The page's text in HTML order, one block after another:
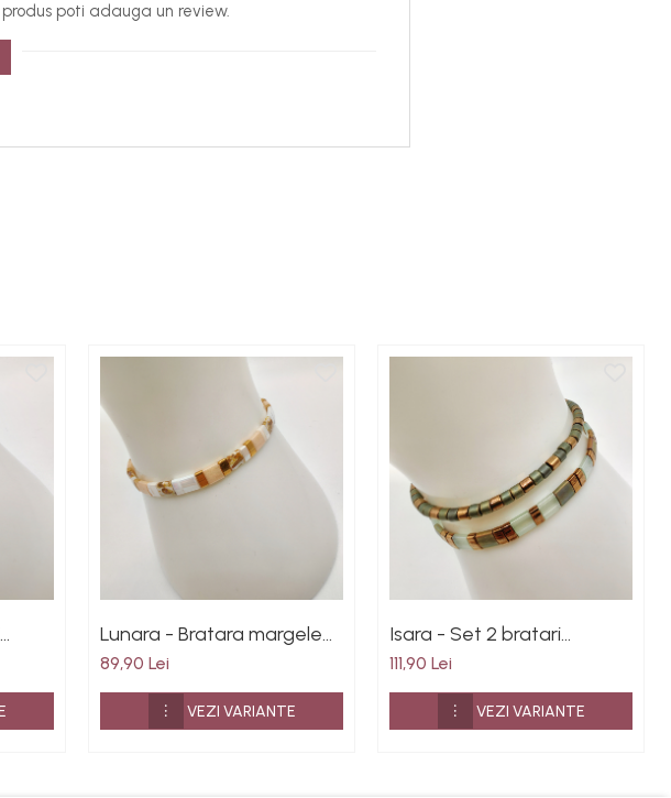
poti adauga un review.
Lunara - Bratara margele
Miyuki din Japonia, placate
89,90 Lei
VEZI VARIANTE
Isara - Set 2 bratari
margele Miyuki din Japonia
111,90 Lei
VEZI VARIANTE